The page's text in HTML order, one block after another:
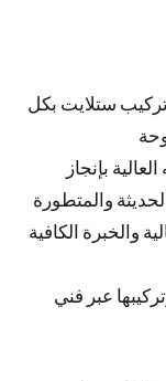
ستلايت بكل
بإنجاز
والمتطورة
والخبرة الكافية
عبر فني